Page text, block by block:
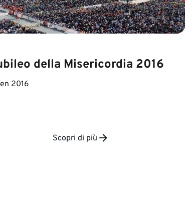
della Misericordia 2016
2016
Scopri di più